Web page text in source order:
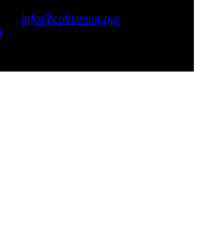
info@события.рус